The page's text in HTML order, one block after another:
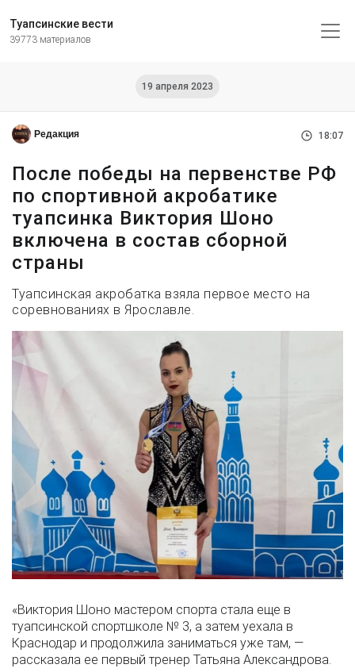
Туапсинские вести
39773 материалов
19 апреля 2023
Редакция 18:07
После победы на первенстве РФ
по спортивной акробатике
туапсинка Виктория Шоно
включена в состав сборной
страны
Туапсинская акробатка взяла первое место на
соревнованиях в Ярославле.
«Виктория Шоно мастером спорта стала еще в
туапсинской спортшколе № 3, а затем уехала в
Краснодар и продолжила заниматься уже там, —
рассказала ее первый тренер Татьяна Александрова.